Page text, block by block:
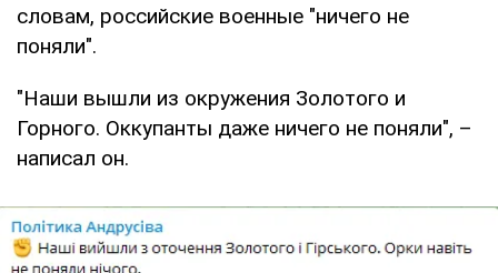
словам, российские военные "ничего не
поняли".
"Наши вышли из окружения Золотого и
Горного. Оккупанты даже ничего не поняли", –
написал он.